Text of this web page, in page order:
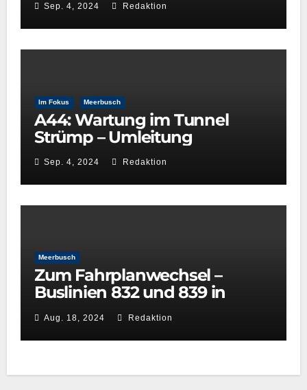
Sep. 4, 2024 Redaktion
Im Fokus Meerbusch
A44: Wartung im Tunnel
Strümp – Umleitung
Sep. 4, 2024 Redaktion
Meerbusch
Zum Fahrplanwechsel –
Buslinien 832 und 839 in
Meerbusch
Aug. 18, 2024 Redaktion